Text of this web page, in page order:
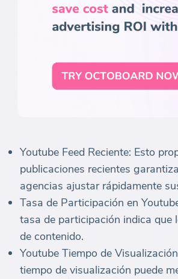
Youtube Feed Reciente: Esto
publicaciones recientes
agencias ajustar rápidamente
Tasa de Participación en
tasa de participación indica que
de contenido.
Youtube Tiempo de
tiempo de visualización puede